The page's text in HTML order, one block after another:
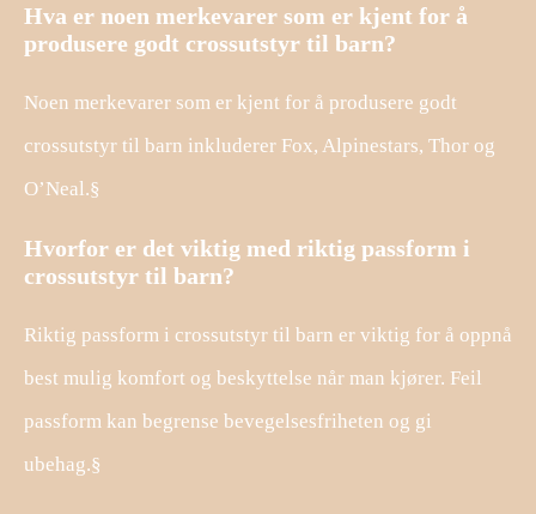
Hva er noen merkevarer som er kjent for å
produsere godt crossutstyr til barn?
Noen merkevarer som er kjent for å produsere godt
crossutstyr til barn inkluderer Fox, Alpinestars, Thor og
O’Neal.§
Hvorfor er det viktig med riktig passform i
crossutstyr til barn?
Riktig passform i crossutstyr til barn er viktig for å oppnå
best mulig komfort og beskyttelse når man kjører. Feil
passform kan begrense bevegelsesfriheten og gi
ubehag.§